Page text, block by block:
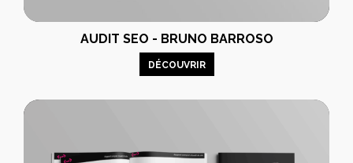
AUDIT SEO - BRUNO BARROSO
DÉCOUVRIR